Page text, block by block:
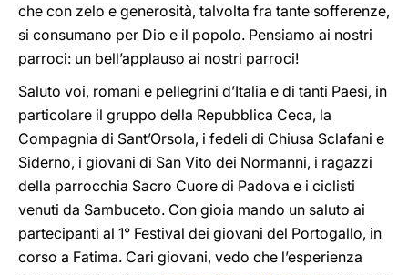
che con zelo e generosità, talvolta fra tante sofferenze,
si consumano per Dio e il popolo. Pensiamo ai nostri
parroci: un bell’applauso ai nostri parroci!
Saluto voi, romani e pellegrini d’Italia e di tanti Paesi, in
particolare il gruppo della Repubblica Ceca, la
Compagnia di Sant’Orsola, i fedeli di Chiusa Sclafani e
Siderno, i giovani di San Vito dei Normanni, i ragazzi
della parrocchia Sacro Cuore di Padova e i ciclisti
venuti da Sambuceto. Con gioia mando un saluto ai
partecipanti al 1° Festival dei giovani del Portogallo, in
corso a Fatima. Cari giovani, vedo che l’esperienza